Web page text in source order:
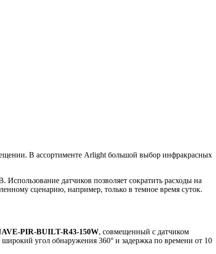
В ассортименте Arlight большой выбор инфракрасных
датчиков позволяет сократить расходы на
сценарию, например, только в темное время суток.
PIR-BUILT-R43-150W, совмещенный с датчиком
угол обнаружения 360° и задержка по времени от 10